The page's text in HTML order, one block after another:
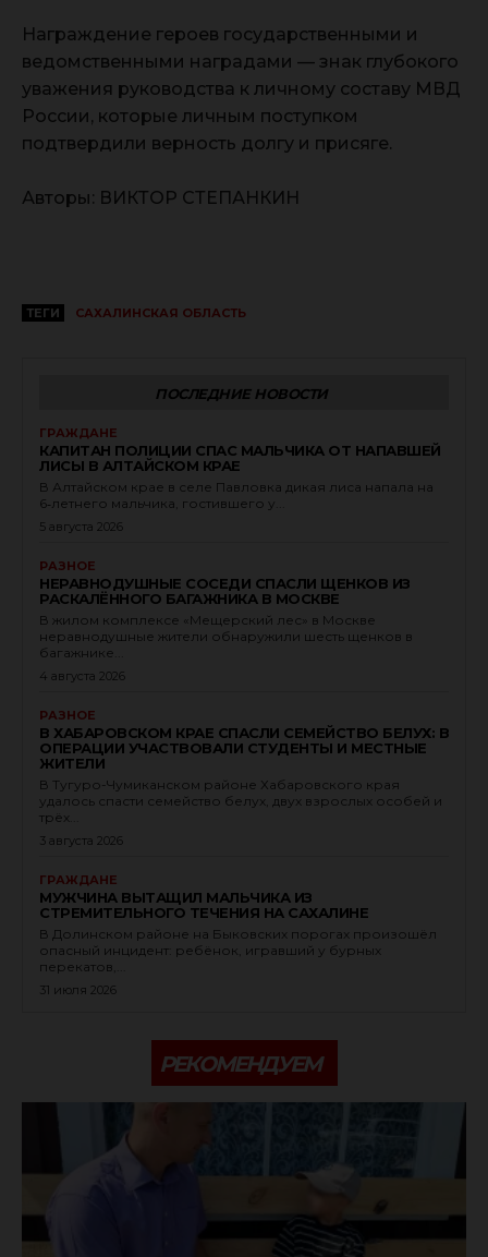
Награждение героев государственными и
ведомственными наградами — знак глубокого
уважения руководства к личному составу МВД
России, которые личным поступком
подтвердили верность долгу и присяге.
Авторы: ВИКТОР СТЕПАНКИН
ТЕГИ САХАЛИНСКАЯ ОБЛАСТЬ
ПОСЛЕДНИЕ НОВОСТИ
ГРАЖДАНЕ
КАПИТАН ПОЛИЦИИ СПАС МАЛЬЧИКА ОТ НАПАВШЕЙ
ЛИСЫ В АЛТАЙСКОМ КРАЕ
В Алтайском крае в селе Павловка дикая лиса напала на
6‑летнего мальчика, гостившего у...
5 августа 2026
РАЗНОЕ
НЕРАВНОДУШНЫЕ СОСЕДИ СПАСЛИ ЩЕНКОВ ИЗ
РАСКАЛЁННОГО БАГАЖНИКА В МОСКВЕ
В жилом комплексе «Мещерский лес» в Москве
неравнодушные жители обнаружили шесть щенков в
багажнике...
4 августа 2026
РАЗНОЕ
В ХАБАРОВСКОМ КРАЕ СПАСЛИ СЕМЕЙСТВО БЕЛУХ: В
ОПЕРАЦИИ УЧАСТВОВАЛИ СТУДЕНТЫ И МЕСТНЫЕ
ЖИТЕЛИ
В Тугуро-Чумиканском районе Хабаровского края
удалось спасти семейство белух, двух взрослых особей и
трёх...
3 августа 2026
ГРАЖДАНЕ
МУЖЧИНА ВЫТАЩИЛ МАЛЬЧИКА ИЗ
СТРЕМИТЕЛЬНОГО ТЕЧЕНИЯ НА САХАЛИНЕ
В Долинском районе на Быковских порогах произошёл
опасный инцидент: ребёнок, игравший у бурных
перекатов,...
31 июля 2026
РЕКОМЕНДУЕМ